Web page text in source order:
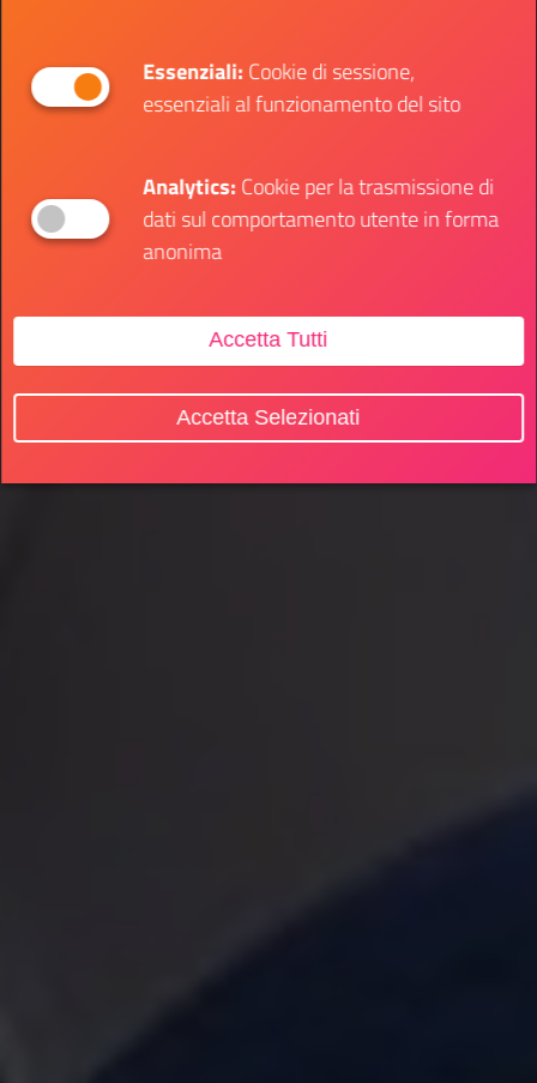
Essenziali:Cookie di sessione,
essenziali al funzionamento del sito
Analytics:Cookie per la trasmissione di
dati sul comportamento utente in forma
anonima
Accetta Tutti
Accetta Selezionati